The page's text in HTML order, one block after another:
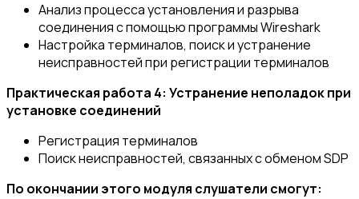
Анализ процесса установления и разрыва
соединения с помощью программы Wireshark
Настройка терминалов, поиск и устранение
неисправностей при регистрации терминалов
Практическая работа 4: Устранение неполадок при
установке соединений
Регистрация терминалов
Поиск неисправностей, связанных с обменом SDP
По окончании этого модуля слушатели смогут: